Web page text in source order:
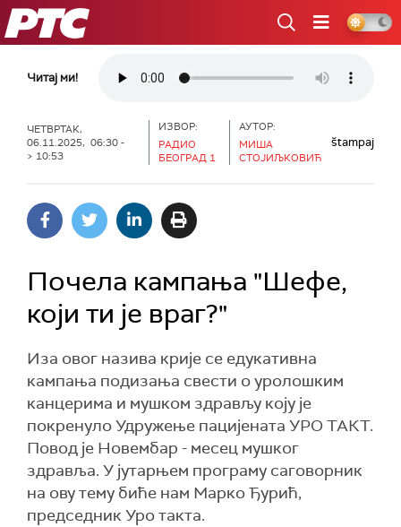
РТС
Читај ми!
ЧЕТВРТАК,
06.11.2025, 06:30 -
> 10:53
ИЗВОР:
РАДИО
БЕОГРАД 1
АУТОР:
МИША
СТОЈИЉКОВИЋ
štampaj
Почела кампања "Шефе,
који ти је враг?"
Иза овог назива крије се едукативна
кампања подизања свести о уролошким
канцерима и мушком здрављу коју је
покренуло Удружење пацијената УРО ТАКТ.
Повод је Новембар - месец мушког
здравља. У јутарњем програму саговорник
на ову тему биће нам Марко Ђурић,
председник Уро такта.